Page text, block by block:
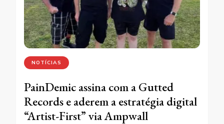
NOTÍCIAS
PainDemic assina com a Gutted
Records e aderem a estratégia digital
“Artist-First” via Ampwall